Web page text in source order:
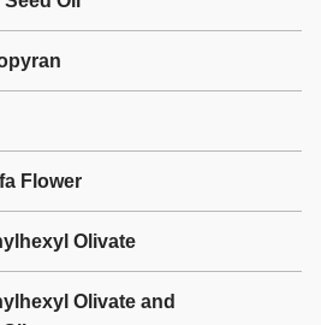
Flower
Olivate
Olivate and